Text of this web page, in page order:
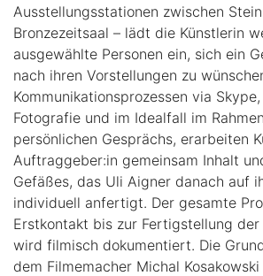
Ausstellungsstationen zwischen
Bronzezeitsaal – lädt die Künstlerin
ausgewählte Personen ein, sich ein
nach ihren Vorstellungen zu
Kommunikationsprozessen via
Fotografie und im Idealfall im
persönlichen Gesprächs, erarbeiten
Auftraggeber:in gemeinsam Inhalt
Gefäßes, das Uli Aigner danach auf
individuell anfertigt. Der gesamte
Erstkontakt bis zur Fertigstellung der
wird filmisch dokumentiert. Die
dem Filmemacher Michal